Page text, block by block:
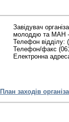
Завідувач
молоддю та МАН -
Телефон відділу:
Телефон/факс
Електронна
План заходів